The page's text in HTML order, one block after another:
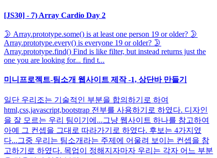
[JS30] - 7) Array Cardio Day 2
🌛 Array.prototype.some() is at least one person 19 or older? 🌛
Array.prototype.every() is everyone 19 or older? 🌛
Array.prototype.find() Find is like filter, but instead returns just the
one you are looking for... find t...
미니프로젝트-팀소개 웹사이트 제작 -1, 상단바 만들기
일단 우리조는 기술적인 부분을 합의하기로 하여
html,css,javascript,bootstrap 전부를 사용하기로 하였다. 디자인
을 잘 모르는 우리 팀이기에...그냥 웹사이트 하나를 참고하여
아예 그 컨셉을 그대로 따라가기로 하였다. 후보는 4가지였
다...그중 우리는 팀소개라는 주제에 어울려 보이는 컨셉을 참
고하기로 하였다. 목업이 정해지자마자 우리는 각자 어느 부분